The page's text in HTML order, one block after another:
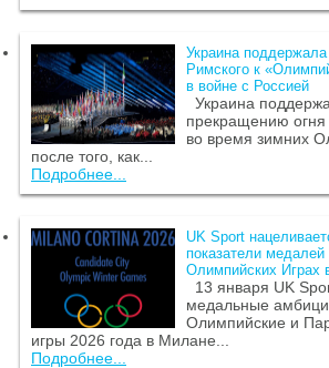
Украина
Римского к
в войне с Россией
Украина
прекращению огня
во время зимних
после того, как...
Подробнее...
UK Sport
показатели
Олимпийских Играх
13 января UK
медальные
Олимпийские и
игры 2026 года в Милане...
Подробнее...